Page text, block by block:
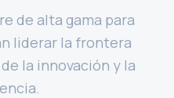
de alta gama para
liderar la frontera
la innovación y la